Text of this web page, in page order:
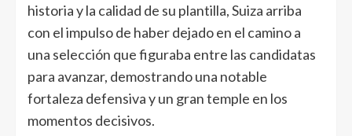
historia y la calidad de su plantilla, Suiza arriba
con el impulso de haber dejado en el camino a
una selección que figuraba entre las candidatas
para avanzar, demostrando una notable
fortaleza defensiva y un gran temple en los
momentos decisivos.